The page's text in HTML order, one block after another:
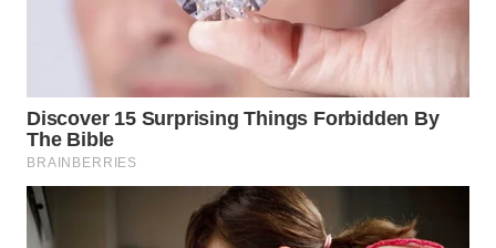
WAHANANEWS
WAHANA
SPORT
WAHANA